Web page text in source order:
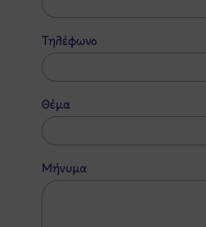
Τηλέφωνο
Θέμα
Μήνυμα